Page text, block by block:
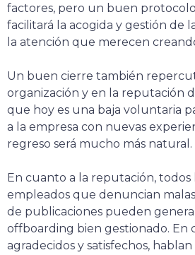
factores, pero un buen
facilitará la acogida y gestión de
la atención que merecen
Un buen cierre también
organización y en la reputación
que hoy es una baja voluntaria
a la empresa con nuevas
regreso será mucho más natural.
En cuanto a la reputación, todos
empleados que denuncian
de publicaciones pueden
offboarding bien gestionado. En
agradecidos y satisfechos,